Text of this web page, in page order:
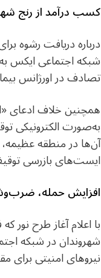
کسب درآمد از رنج
درباره دریافت رشوه
شبکه اجتماعی ایکس
تصادف در اورژانس
همچنین خلاف ادعای
به‌صورت الکترونیکی
آن‌ها در منطقه
ایست‌های بازرسی
افزایش حمله،
شهروندان در شبکه
نیروهای امنیتی برای